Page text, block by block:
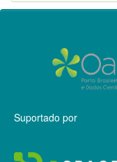
Suportado por